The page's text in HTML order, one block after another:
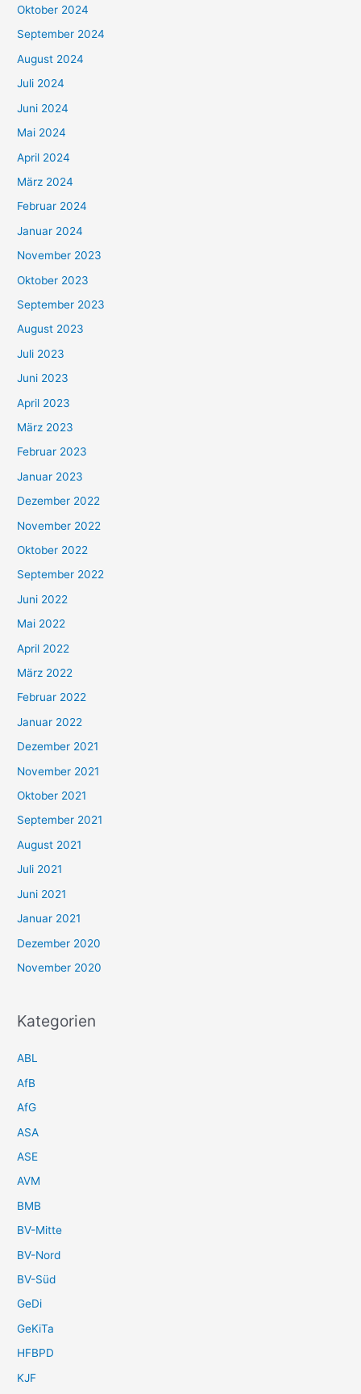
Oktober 2024
September 2024
August 2024
Juli 2024
Juni 2024
Mai 2024
April 2024
März 2024
Februar 2024
Januar 2024
November 2023
Oktober 2023
September 2023
August 2023
Juli 2023
Juni 2023
April 2023
März 2023
Februar 2023
Januar 2023
Dezember 2022
November 2022
Oktober 2022
September 2022
Juni 2022
Mai 2022
April 2022
März 2022
Februar 2022
Januar 2022
Dezember 2021
November 2021
Oktober 2021
September 2021
August 2021
Juli 2021
Juni 2021
Januar 2021
Dezember 2020
November 2020
Kategorien
ABL
AfB
AfG
ASA
ASE
AVM
BMB
BV-Mitte
BV-Nord
BV-Süd
GeDi
GeKiTa
HFBPD
KJF